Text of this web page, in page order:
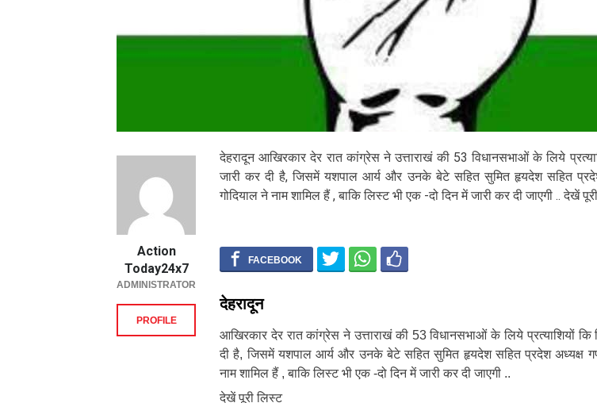
देहरादून आखिरकार देर रात कांग्रेस ने उत्ताराखं की 53 विधानसभाओं के लिये
जारी कर दी है, जिसमें यशपाल आर्य और उनके बेटे सहित सुमित हृयदेश सहित
गोदियाल ने नाम शामिल हैं , बाकि लिस्ट भी एक -दो दिन में जारी कर दी जाएगी .. देखें
देहरादून
आखिरकार देर रात कांग्रेस ने उत्ताराखं की 53 विधानसभाओं के लिये प्रत्याशियों कि
दी है, जिसमें यशपाल आर्य और उनके बेटे सहित सुमित हृयदेश सहित प्रदेश अध्यक्ष
नाम शामिल हैं , बाकि लिस्ट भी एक -दो दिन में जारी कर दी जाएगी ..
देखें पूरी लिस्ट
Action
Today24x7
ADMINISTRATOR
PROFILE